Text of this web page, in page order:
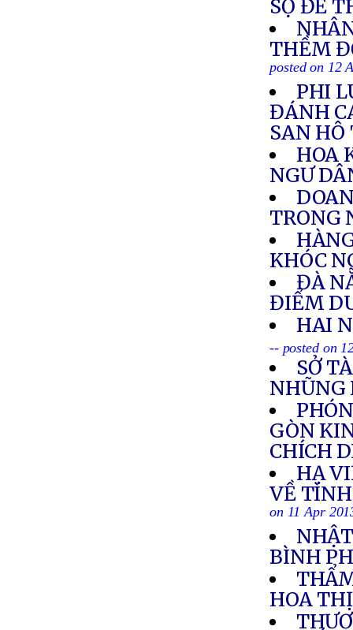
SỌ ĐỂ
THỀM
posted on 12
PHI
ĐÁNH
SAN
HOA
NGƯ
TRONG
KHÓC
ĐÀ
ĐIỂM
HAI
-- posted on
SỞ
GÒN
CHÍCH
HẠ
VỀ
on 11 Apr
BÌNH
HOA